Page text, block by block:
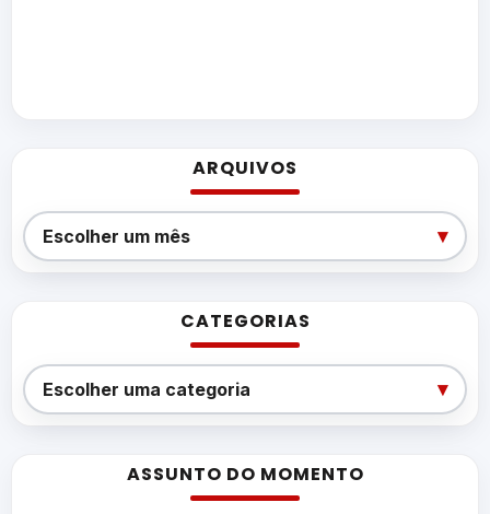
ARQUIVOS
Arquivos
Escolher um mês ▾
CATEGORIAS
Categorias
Escolher uma categoria ▾
ASSUNTO DO MOMENTO